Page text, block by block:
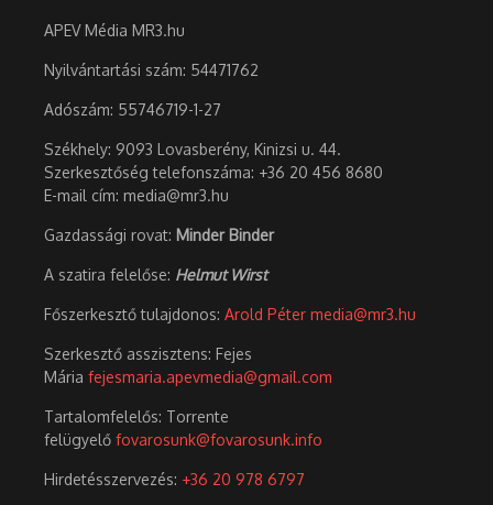
APEV Média MR3.hu
Nyilvántartási szám: 54471762
Adószám: 55746719-1-27
Székhely: 9093 Lovasberény, Kinizsi u. 44.
Szerkesztőség telefonszáma: +36 20 456 8680
E-mail cím: media@mr3.hu
Gazdassági rovat: Minder Binder
A szatira felelőse: Helmut Wirst
Főszerkesztő tulajdonos: Arold Péter media@mr3.hu
Szerkesztő asszisztens: Fejes
Mária fejesmaria.apevmedia@gmail.com
Tartalomfelelős: Torrente
felügyelő fovarosunk@fovarosunk.info
Hirdetésszervezés: +36 20 978 6797